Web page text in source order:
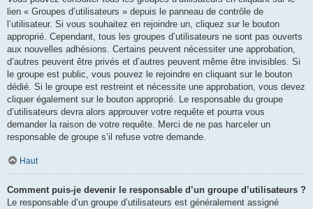
lien « Groupes d’utilisateurs » depuis le panneau de contrôle de
l’utilisateur. Si vous souhaitez en rejoindre un, cliquez sur le bouton
approprié. Cependant, tous les groupes d’utilisateurs ne sont pas ouverts
aux nouvelles adhésions. Certains peuvent nécessiter une approbation,
d’autres peuvent être privés et d’autres peuvent même être invisibles. Si
le groupe est public, vous pouvez le rejoindre en cliquant sur le bouton
dédié. Si le groupe est restreint et nécessite une approbation, vous devez
cliquer également sur le bouton approprié. Le responsable du groupe
d’utilisateurs devra alors approuver votre requête et pourra vous
demander la raison de votre requête. Merci de ne pas harceler un
responsable de groupe s’il refuse votre demande.
Haut
Comment puis-je devenir le responsable d’un groupe d’utilisateurs ?
Le responsable d’un groupe d’utilisateurs est généralement assigné